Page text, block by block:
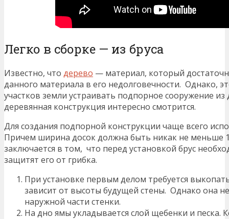
Легко в сборке — из бруса
Известно, что дерево — материал, который
данного материала в его недолговечности. Однако,
участков земли устраивать подпорное сооружение
деревянная конструкция интересно смотрится.
Для создания подпорной конструкции чаще всего
Причем ширина досок должна быть никак не меньше
заключается в том, что перед установкой брус
защитят его от грибка.
При установке первым делом требуется
зависит от высоты будущей стены. Однако она
наружной части стенки.
На дно ямы укладывается слой щебенки и песка.